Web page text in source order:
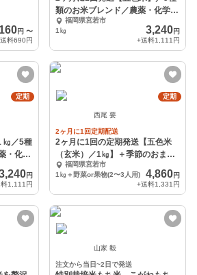
円 〜
料690円
類のお米ブレンド／農薬・化学肥
料不使用／1kg
福岡県宮若市
1㎏
3,240円
+送料1,111円
定期
㎏／5種
・化学
円
1,111円
定期
西尾 要
2ヶ月に1回定期配送
2ヶ月に1回の定期発送【五色米
（玄米）／1㎏】＋季節のおまか
せ野菜or果物セット
福岡県宮若市
1㎏＋野菜or果物(2〜3人用)
4,860円
+送料1,331円
山家 毅
注文から当日~2日で発送